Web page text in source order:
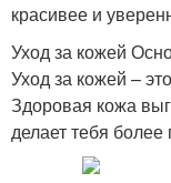
красивее и
Уход за кожей
Уход за кожей –
Здоровая кожа
делает тебя более